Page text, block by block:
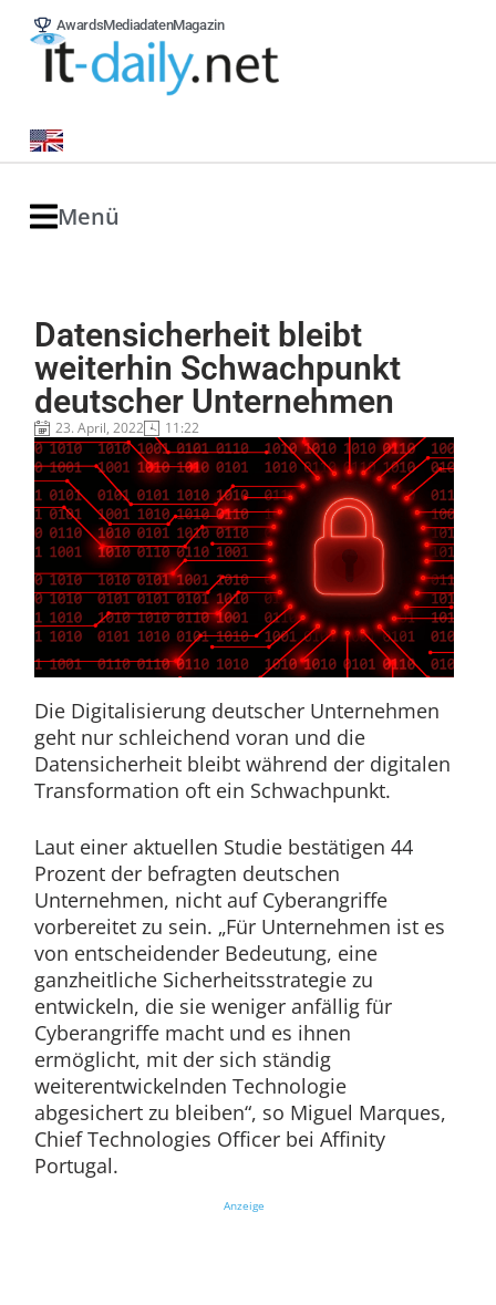
AwardsMediadatenMagazin
Menü
Datensicherheit bleibt
weiterhin Schwachpunkt
deutscher Unternehmen
23. April, 2022 11:22
Die Digitalisierung deutscher Unternehmen
geht nur schleichend voran und die
Datensicherheit bleibt während der digitalen
Transformation oft ein Schwachpunkt.
Laut einer aktuellen Studie bestätigen 44
Prozent der befragten deutschen
Unternehmen, nicht auf Cyberangriffe
vorbereitet zu sein. „Für Unternehmen ist es
von entscheidender Bedeutung, eine
ganzheitliche Sicherheitsstrategie zu
entwickeln, die sie weniger anfällig für
Cyberangriffe macht und es ihnen
ermöglicht, mit der sich ständig
weiterentwickelnden Technologie
abgesichert zu bleiben“, so Miguel Marques,
Chief Technologies Officer bei Affinity
Portugal.
Anzeige